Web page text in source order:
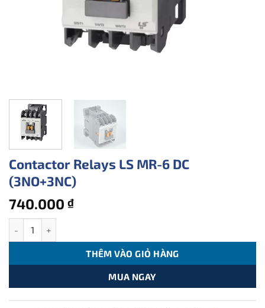
Contactor Relays LS MR-6 DC
(3NO+3NC)
740.000 ₫
THÊM VÀO GIỎ HÀNG
MUA NGAY